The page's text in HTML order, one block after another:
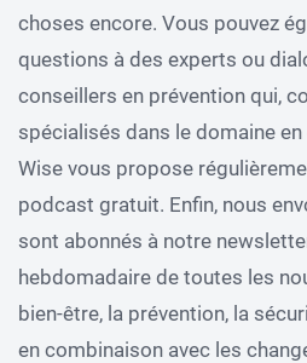
choses encore. Vous pouvez
questions à des experts ou
conseillers en prévention qui,
spécialisés dans le domaine
Wise vous propose
podcast gratuit. Enfin, nous
sont abonnés à notre
hebdomadaire de toutes les
bien-être, la prévention, la
en combinaison avec les